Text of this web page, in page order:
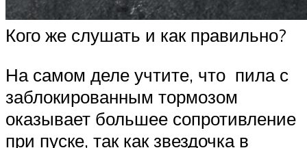
Кого же слушать и как правильно?
На самом деле учтите, что пила с
заблокированным тормозом
оказывает большее сопротивление
при пуске, так как звездочка в